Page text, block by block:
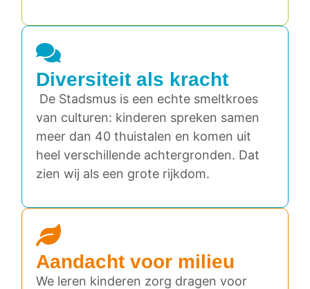
Diversiteit als kracht
De Stadsmus is een echte smeltkroes
van culturen: kinderen spreken samen
meer dan 40 thuistalen en komen uit
heel verschillende achtergronden. Dat
zien wij als een grote rijkdom.
Aandacht voor milieu
We leren kinderen zorg dragen voor